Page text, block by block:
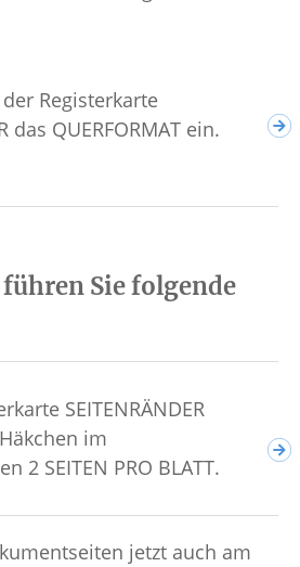
Registerkarte
das QUERFORMAT ein.
Sie folgende
SEITENRÄNDER
im
2 SEITEN PRO BLATT.
jetzt auch am